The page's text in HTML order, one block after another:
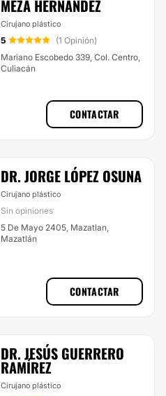
MEZA HERNÁNDEZ
Cirujano plástico
5
(1 Opinión)
Mariano Escobedo 339, Col. Centro,
Culiacán
CONTACTAR
DR. JORGE LÓPEZ OSUNA
Cirujano plástico
Sin opiniones
5 De Mayo 2405, Mazatlan,
Mazatlán
CONTACTAR
DR. JESÚS GUERRERO
RAMÍREZ
Cirujano plástico